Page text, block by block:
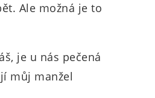
Ale možná je to
je u nás pečená
můj manžel